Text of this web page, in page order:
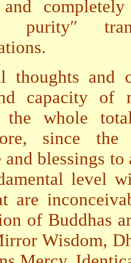
and
purity″
thoughts and
capacity of
the whole
since
and blessings
level
are
of Buddhas
Wisdom,